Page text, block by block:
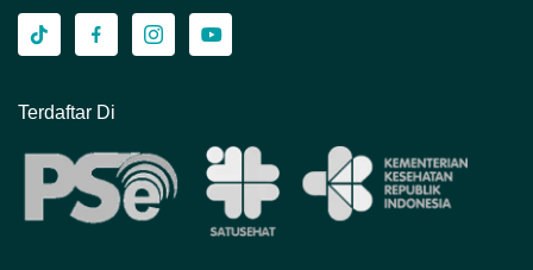
Terdaftar Di